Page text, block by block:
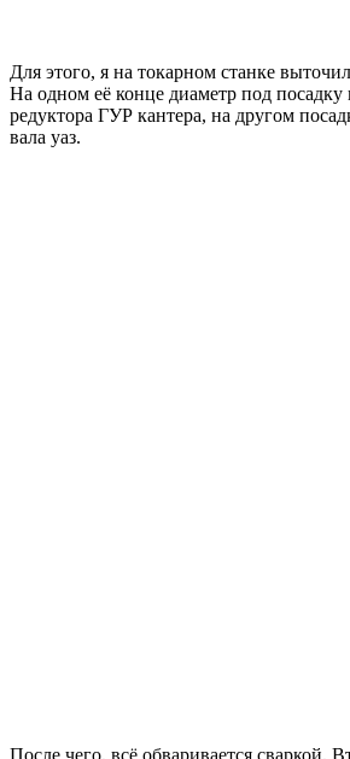
Для этого, я на токарном станке
На одном её конце диаметр под посадку
редуктора ГУР кантера, на другом
вала уаз.